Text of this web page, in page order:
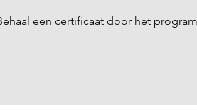
een certificaat door het